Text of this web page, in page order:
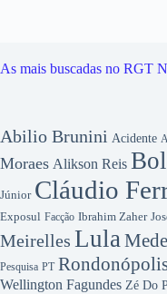
As mais buscadas no RGT
Abilio Brunini Acidente
Moraes Alikson Reis
Júnior Cláudio
Exposul Facção Ibrahim Zaher
Meirelles Lula
Pesquisa PT
Wellington Fagundes Zé Do